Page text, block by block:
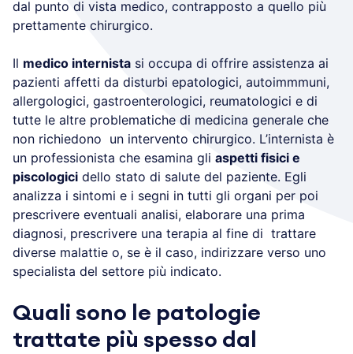
dal punto di vista medico, contrapposto a quello più
prettamente chirurgico.
Il medico internista si occupa di offrire assistenza ai
pazienti affetti da disturbi epatologici, autoimmmuni,
allergologici, gastroenterologici, reumatologici e di
tutte le altre problematiche di medicina generale che
non richiedono un intervento chirurgico. L’internista è
un professionista che esamina gli aspetti fisici e
piscologici dello stato di salute del paziente. Egli
analizza i sintomi e i segni in tutti gli organi per poi
prescrivere eventuali analisi, elaborare una prima
diagnosi, prescrivere una terapia al fine di trattare
diverse malattie o, se è il caso, indirizzare verso uno
specialista del settore più indicato.
Quali sono le patologie
trattate più spesso dal